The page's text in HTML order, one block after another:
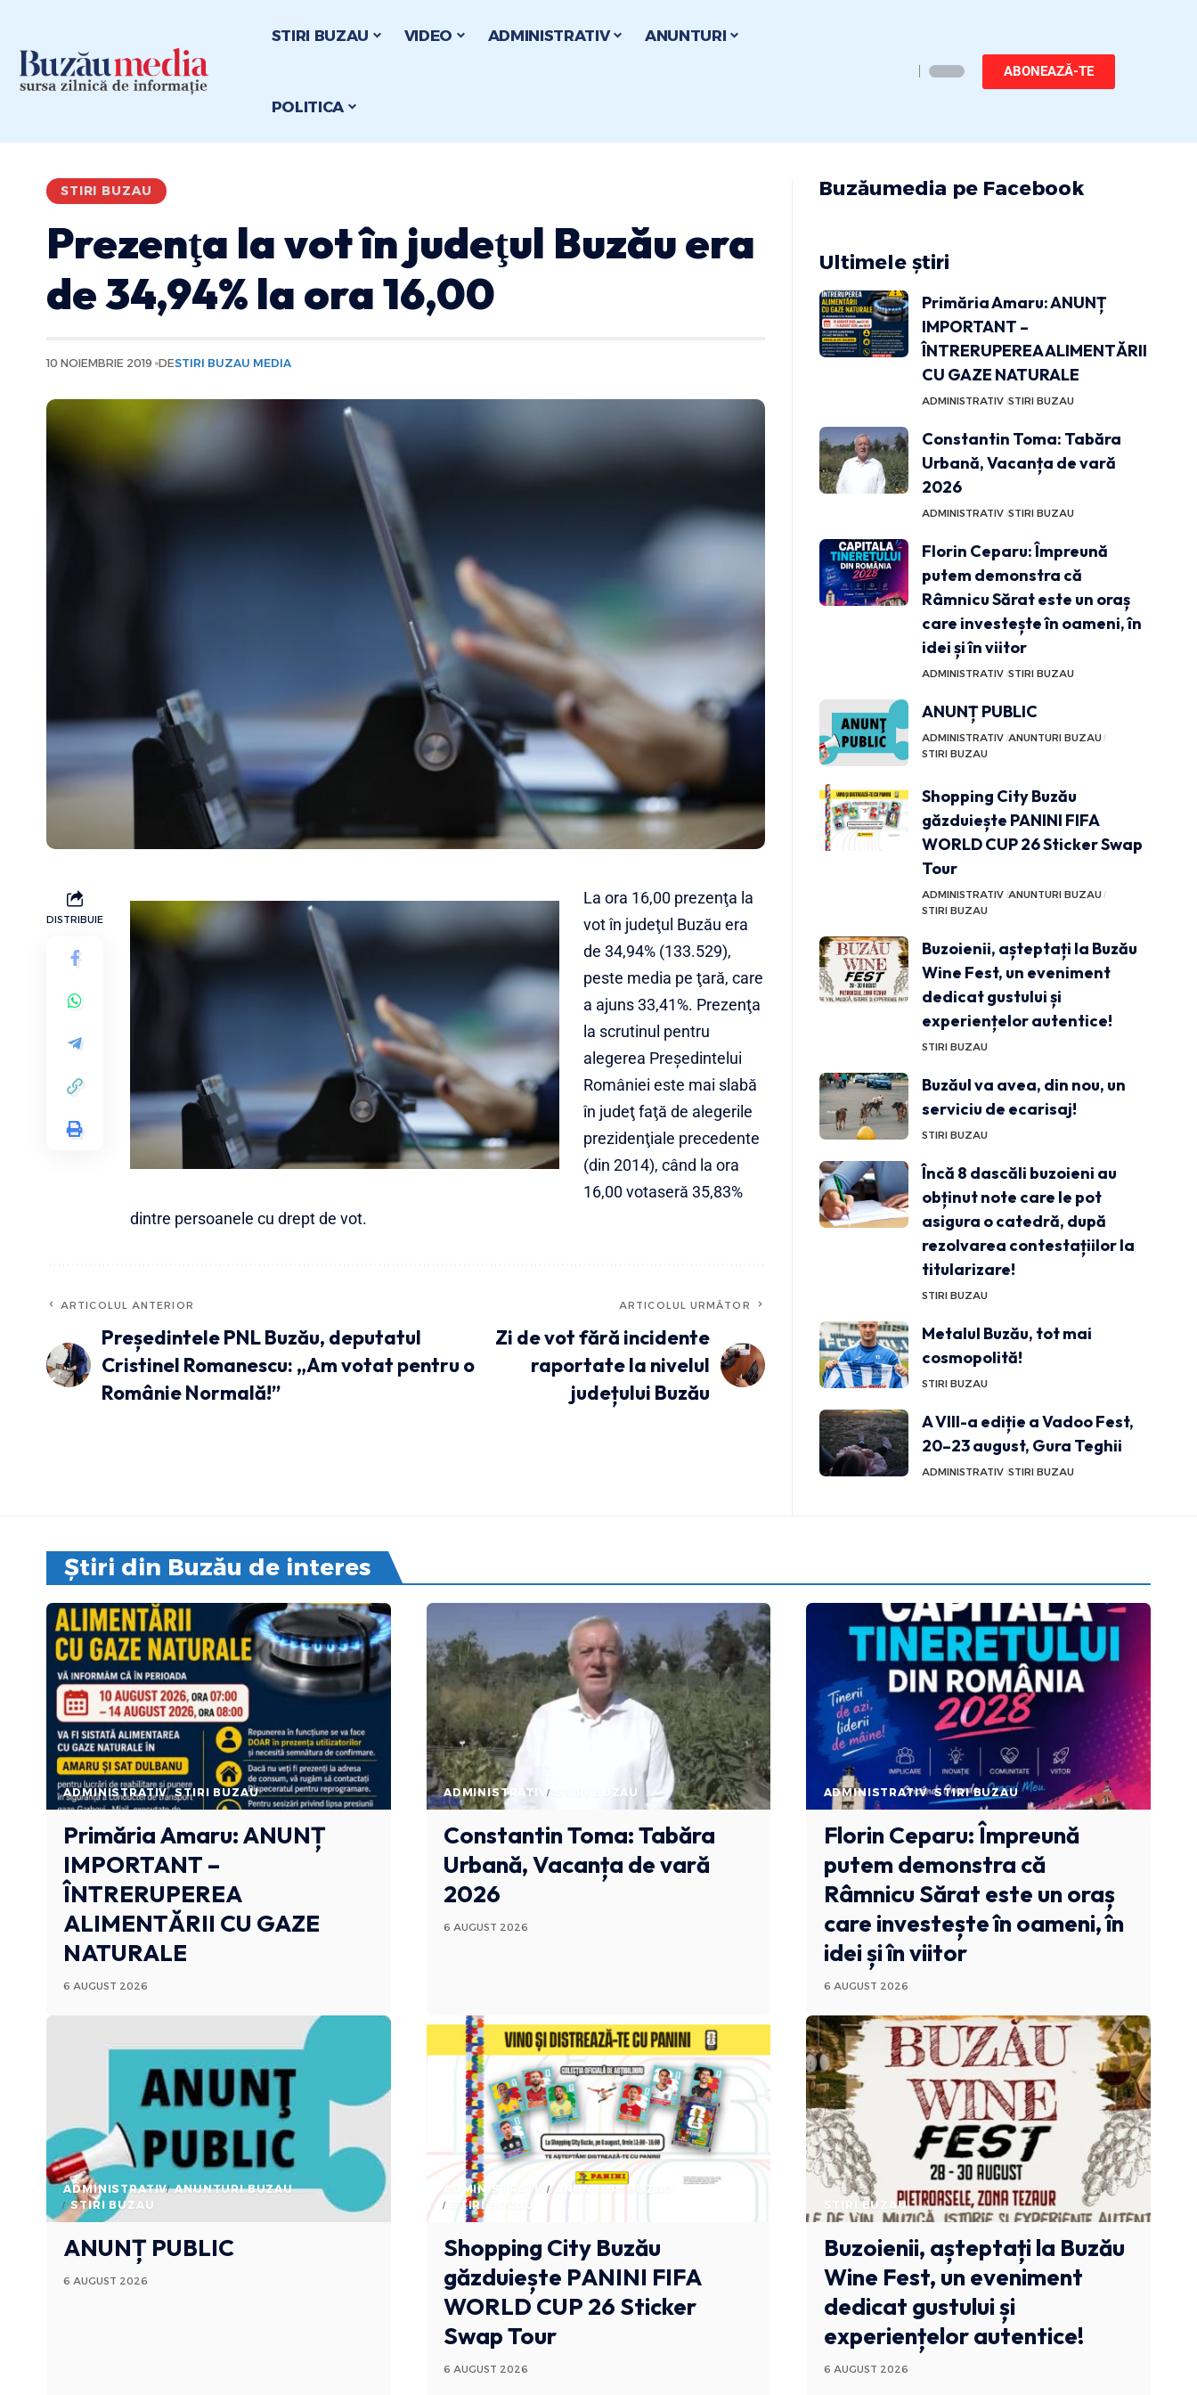
STIRI BUZAU VIDEO ADMINISTRATIV ANUNTURI
POLITICA
ABONEAZĂ-TE
STIRI BUZAU
Prezenţa la vot în judeţul Buzău era
de 34,94% la ora 16,00
10 NOIEMBRIE 2019 DESTIRI BUZAU MEDIA
DISTRIBUIE
La ora 16,00 prezenţa la
vot în judeţul Buzău era
de 34,94% (133.529),
peste media pe ţară, care
a ajuns 33,41%. Prezenţa
la scrutinul pentru
alegerea Preşedintelui
României este mai slabă
în judeţ faţă de alegerile
prezidenţiale precedente
(din 2014), când la ora
16,00 votaseră 35,83%
dintre persoanele cu drept de vot.
ARTICOLUL ANTERIOR
Președintele PNL Buzău, deputatul
Cristinel Romanescu: „Am votat pentru o
Românie Normală!”
ARTICOLUL URMĂTOR
Zi de vot fără incidente
raportate la nivelul
județului Buzău
Buzăumedia pe Facebook
Ultimele știri
Primăria Amaru: ANUNȚ
IMPORTANT –
ÎNTRERUPEREA ALIMENTĂRII
CU GAZE NATURALE
ADMINISTRATIV STIRI BUZAU
Constantin Toma: Tabăra
Urbană, Vacanța de vară
2026
ADMINISTRATIV STIRI BUZAU
Florin Ceparu: Împreună
putem demonstra că
Râmnicu Sărat este un oraș
care investește în oameni, în
idei și în viitor
ADMINISTRATIV STIRI BUZAU
ANUNȚ PUBLIC
ADMINISTRATIV ANUNTURI BUZAU
STIRI BUZAU
Shopping City Buzău
găzduiește PANINI FIFA
WORLD CUP 26 Sticker Swap
Tour
ADMINISTRATIV ANUNTURI BUZAU
STIRI BUZAU
Buzoienii, așteptați la Buzău
Wine Fest, un eveniment
dedicat gustului și
experiențelor autentice!
STIRI BUZAU
Buzăul va avea, din nou, un
serviciu de ecarisaj!
STIRI BUZAU
Încă 8 dascăli buzoieni au
obținut note care le pot
asigura o catedră, după
rezolvarea contestațiilor la
titularizare!
STIRI BUZAU
Metalul Buzău, tot mai
cosmopolită!
STIRI BUZAU
A VIII-a ediție a Vadoo Fest,
20–23 august, Gura Teghii
ADMINISTRATIV STIRI BUZAU
Știri din Buzău de interes
ADMINISTRATIV STIRI BUZAU
Primăria Amaru: ANUNȚ
IMPORTANT –
ÎNTRERUPEREA
ALIMENTĂRII CU GAZE
NATURALE
6 AUGUST 2026
ADMINISTRATIV STIRI BUZAU
Constantin Toma: Tabăra
Urbană, Vacanța de vară
2026
6 AUGUST 2026
ADMINISTRATIV STIRI BUZAU
Florin Ceparu: Împreună
putem demonstra că
Râmnicu Sărat este un oraș
care investește în oameni, în
idei și în viitor
6 AUGUST 2026
ADMINISTRATIV ANUNTURI BUZAU
STIRI BUZAU
ANUNȚ PUBLIC
6 AUGUST 2026
ADMINISTRATIV ANUNTURI BUZAU
STIRI BUZAU
Shopping City Buzău
găzduiește PANINI FIFA
WORLD CUP 26 Sticker
Swap Tour
6 AUGUST 2026
STIRI BUZAU
Buzoienii, așteptați la Buzău
Wine Fest, un eveniment
dedicat gustului și
experiențelor autentice!
6 AUGUST 2026